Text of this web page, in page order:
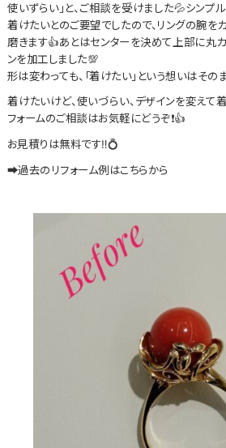
使いずらい」と、ご相談を受けました💦シンプ
着けたいとのご要望でしたので、リングの腕を
磨きます👍あとはセンターを決めて上部に丸
ンを加工しました💯
形は変わっても、「着けたい」という想いはそ
着けたいけど、使いづらい、デザインを変えて
フォームのご相談はお気軽にどうぞ❗️👍
お見積りは無料です‼️💍
➡過去のリフォーム例はこちらから